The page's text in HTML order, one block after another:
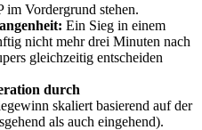
im Vordergrund stehen.
Ein Sieg in einem
nicht mehr drei Minuten nach
gleichzeitig entscheiden
durch
skaliert basierend auf der
als auch eingehend).